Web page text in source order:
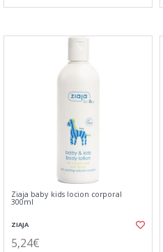
Ziaja baby kids locion corporal
300ml
ZIAJA
5,24€